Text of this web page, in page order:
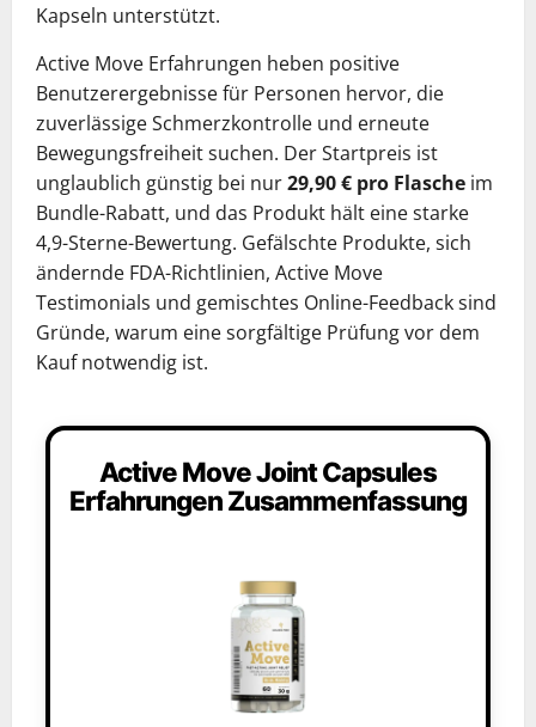
Kapseln unterstützt.
Active Move Erfahrungen heben positive
Benutzerergebnisse für Personen hervor, die
zuverlässige Schmerzkontrolle und erneute
Bewegungsfreiheit suchen. Der Startpreis ist
unglaublich günstig bei nur29,90 € pro Flasche im
Bundle-Rabatt, und das Produkt hält eine starke
4,9-Sterne-Bewertung. Gefälschte Produkte, sich
ändernde FDA-Richtlinien, Active Move
Testimonials und gemischtes Online-Feedback sind
Gründe, warum eine sorgfältige Prüfung vor dem
Kauf notwendig ist.
Active Move Joint Capsules
Erfahrungen Zusammenfassung